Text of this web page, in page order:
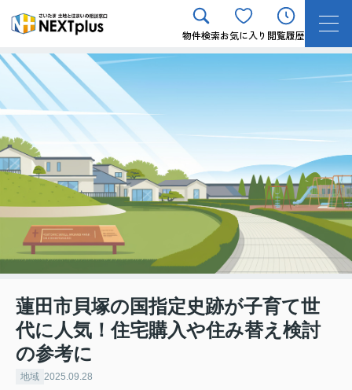
物件検索お気に入り 閲覧履歴
蓮田市貝塚の国指定史跡が子育て世
代に人気！住宅購入や住み替え検討
の参考に
地域 2025.09.28